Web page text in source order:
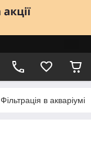
Фільтрація в акваріумі